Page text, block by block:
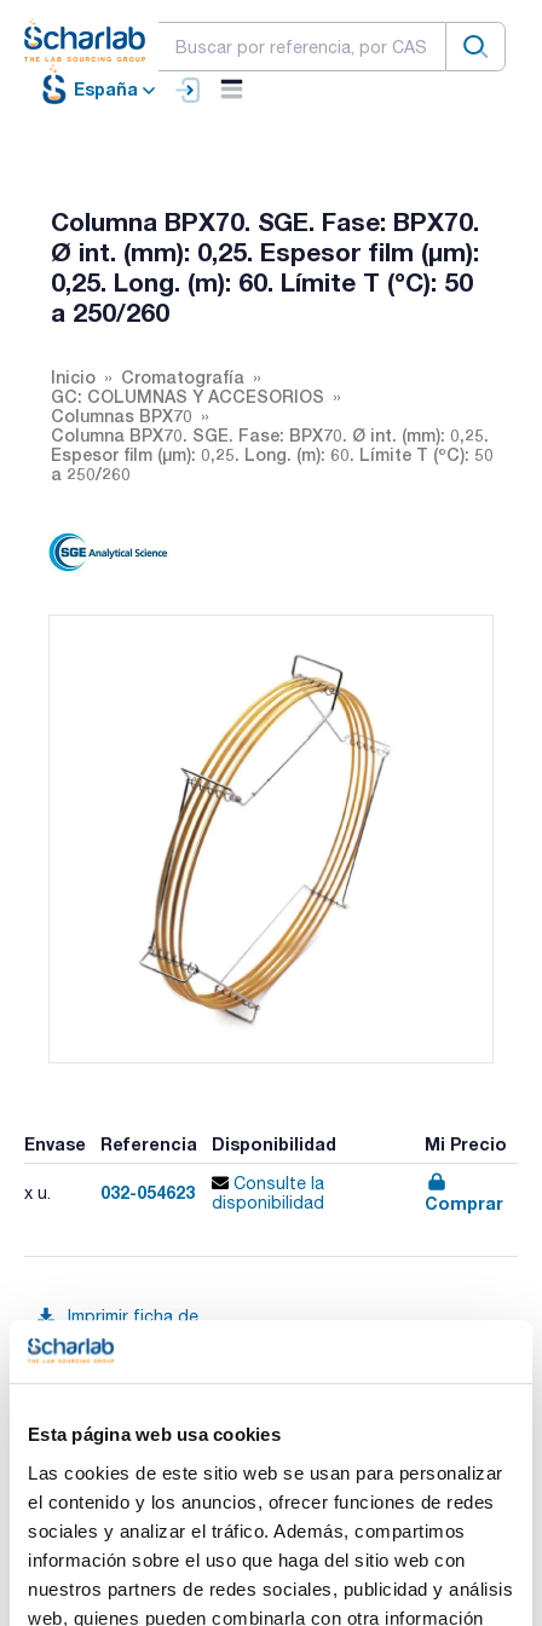
Esta página web usa cookies
Las cookies de este sitio web se usan para personalizar
el contenido y los anuncios, ofrecer funciones de redes
sociales y analizar el tráfico. Además, compartimos
información sobre el uso que haga del sitio web con
nuestros partners de redes sociales, publicidad y análisis
web, quienes pueden combinarla con otra información
España
Columna BPX70. SGE. Fase: BPX70.
Ø int. (mm): 0,25. Espesor film (µm):
0,25. Long. (m): 60. Límite T (ºC): 50
a 250/260
Inicio
Cromatografía
GC: COLUMNAS Y ACCESORIOS
Columnas BPX70
Columna BPX70. SGE. Fase: BPX70. Ø int. (mm): 0,25.
Espesor film (µm): 0,25. Long. (m): 60. Límite T (ºC): 50
a 250/260
Envase Referencia Disponibilidad Mi Precio
x u. 032-054623
Consulte la
disponibilidad
Comprar
Imprimir ficha de
producto
Características
Longitud (m) : 60
Pack (u.) : 1
Fase: 70% Cianopropil Polisilfenileno-siloxano.
- Alta temperatura
- Diseñada para separación de ésteres metílicos de ácidos
grasos (FAME)
- Ideal para separación de isómeros cis/trans
- Columna polar
Ver más
Documentación técnica
TDS / Ficha técnica
COA